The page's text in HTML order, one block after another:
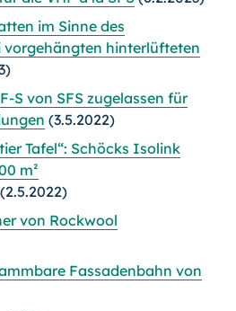
im Sinne des
vorgehängten hinterlüfteten
S von SFS zugelassen für
(3.5.2022)
Tafel“: Schöcks Isolink
m²
(2.5.2022)
von Rockwool
Fassadenbahn von